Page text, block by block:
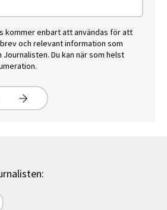
kommer enbart att användas för att
och relevant information som
Journalisten. Du kan när som helst